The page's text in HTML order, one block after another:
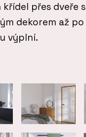
přes dveře s
dekorem až po
výplní.